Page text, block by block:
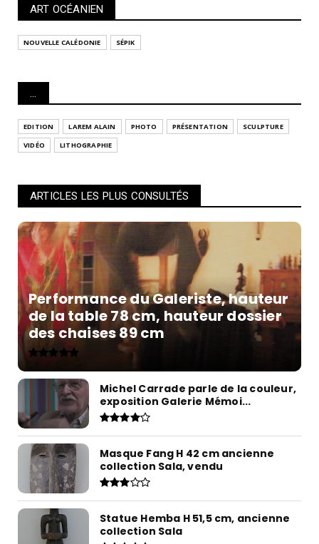
ART OCÉANIEN
NOUVELLE CALÉDONIE SÉPIK
...
EDITION LAREM ALAIN PHOTO PRÉSENTATION
SCULPTURE
VIDÉO
LITHOGRAPHIE
ARTICLES LES PLUS CONSULTÉS
Performance du Galeriste, hauteur
de la table 78 cm, hauteur dossier
des chaises 89 cm
Michel Carrade parle de la couleur,
exposition Galerie Mémoi...
Masque Fang H 42 cm ancienne
collection Sala, vendu
Statue Hemba H 51,5 cm, ancienne
collection Sala